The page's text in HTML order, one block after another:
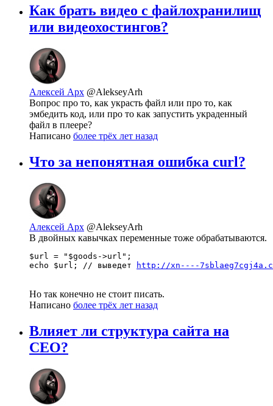
Как брать видео с файлохранилищ
или видеохостингов?
Алексей Арх @AlekseyArh
Вопрос про то, как украсть файл или про то, как
эмбедить код, или про то как запустить украденный
файл в плеере?
Написано более трёх лет назад
Что за непонятная ошибка curl?
Алексей Арх @AlekseyArh
В двойных кавычках переменные тоже обрабатываются.
$url = "$goods->url";
echo $url; // выведет
http://xn----
Но так конечно не стоит писать.
Написано более трёх лет назад
Влияет ли структура сайта на
СЕО?